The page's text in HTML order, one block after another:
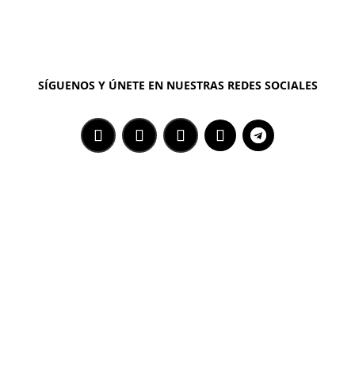
SÍGUENOS Y ÚNETE EN NUESTRAS REDES SOCIALES